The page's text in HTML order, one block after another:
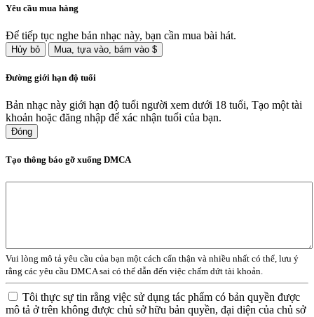
Yêu cầu mua hàng
Để tiếp tục nghe bản nhạc này, bạn cần mua bài hát.
Hủy bỏ Mua, tựa vào, bám vào $
Đường giới hạn độ tuổi
Bản nhạc này giới hạn độ tuổi người xem dưới 18 tuổi, Tạo một tài
khoản hoặc đăng nhập để xác nhận tuổi của bạn.
Đóng
Tạo thông báo gỡ xuống DMCA
Vui lòng mô tả yêu cầu của bạn một cách cẩn thận và nhiều nhất có thể, lưu ý
rằng các yêu cầu DMCA sai có thể dẫn đến việc chấm dứt tài khoản.
Tôi thực sự tin rằng việc sử dụng tác phẩm có bản quyền được
mô tả ở trên không được chủ sở hữu bản quyền, đại diện của chủ sở